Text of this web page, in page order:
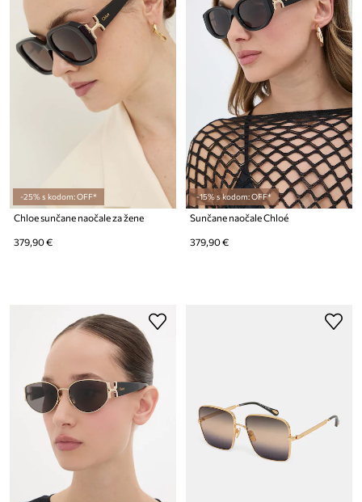
-25% s kodom: OFF*
Chloe sunčane naočale za žene
379,90 €
-15% s kodom: OFF*
Sunčane naočale Chloé
379,90 €